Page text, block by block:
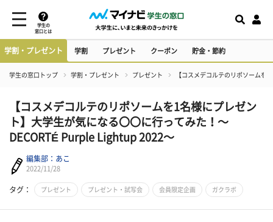
学生の
窓口とは
学割・プレゼント 学割 プレゼント クーポン 貯金・節約
学生の窓口トップ 学割・プレゼント プレゼント 【コスメデコルテのリポソームを
【コスメデコルテのリポソームを1名様にプレゼン
ト】大学生が気になる〇〇に行ってみた！～
DECORTÉ Purple Lightup 2022～
編集部：あこ
2022/11/28
タグ： プレゼント プレゼント・試写会 会員限定企画 ガクラボ